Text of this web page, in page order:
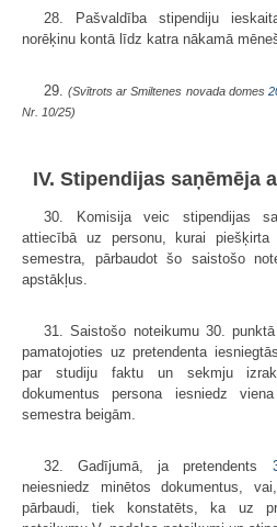
28. Pašvaldība stipendiju
norēķinu kontā līdz katra nākamā
29.(Svītrots ar Smiltenes novada domes
Nr. 10/25)
IV. Stipendijas saņēmēja
30. Komisija veic stipendijas
attiecībā uz personu, kurai
semestra, pārbaudot šo saistošo
apstākļus.
31. Saistošo noteikumu 30.
pamatojoties uz pretendenta
par studiju faktu un sekmju
dokumentus persona iesniedz
semestra beigām.
32. Gadījumā, ja pretendents
neiesniedz minētos dokumentus,
pārbaudi, tiek konstatēts, ka uz